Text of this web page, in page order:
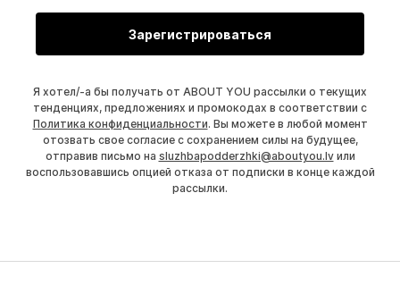
Зарегистрироваться
Я хотел/-а бы получать от ABOUT YOU рассылки о текущих
тенденциях, предложениях и промокодах в соответствии с
Политика конфиденциальности. Вы можете в любой момент
отозвать свое согласие с сохранением силы на будущее,
отправив письмо на sluzhbapodderzhki@aboutyou.lvили
воспользовавшись опцией отказа от подписки в конце каждой
рассылки.